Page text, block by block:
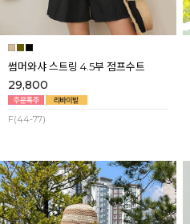
썸머와샤 스트링 4.5부 점프수트
29,800
F(44-77)